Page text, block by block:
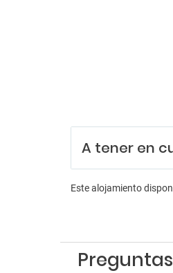
A tener en
Este alojamiento